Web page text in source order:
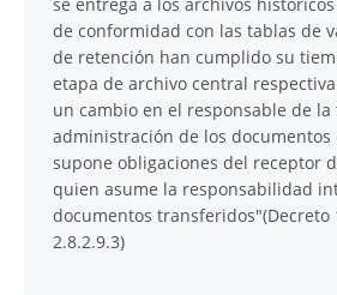
de conformidad con las tablas de
de retención han cumplido su
etapa de archivo central
un cambio en el responsable de la
administración de los documentos
supone obligaciones del receptor
quien asume la responsabilidad
documentos transferidos"(Decreto
2.8.2.9.3)